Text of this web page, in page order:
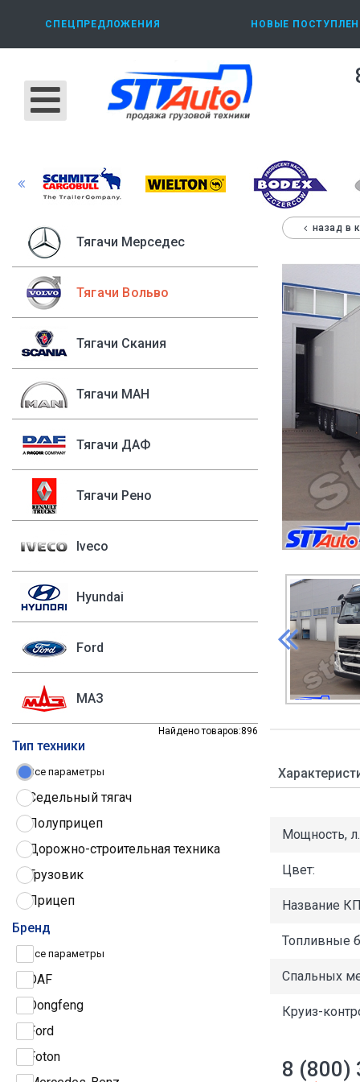
СПЕЦПРЕДЛОЖЕНИЯ НОВЫЕ
Тягачи Мерседес
Тягачи Вольво
Тягачи Скания
Тягачи МАН
Тягачи ДАФ
Тягачи Рено
Iveco
Hyundai
Ford
МАЗ
Найдено товаров:896
Тип техники
Все параметры
Седельный тягач
Полуприцеп
Дорожно-строительная техника
Грузовик
Прицеп
Трактор
Грузовые шины
Бренд
Все параметры
DAF
Dongfeng
Ford
Foton
назад в
Мощность,
Цвет:
Название
Топливные
Спальных
Круиз-
8 (800)